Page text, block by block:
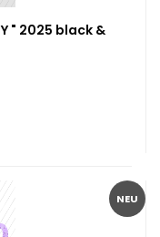
" 2025 black &
NEU